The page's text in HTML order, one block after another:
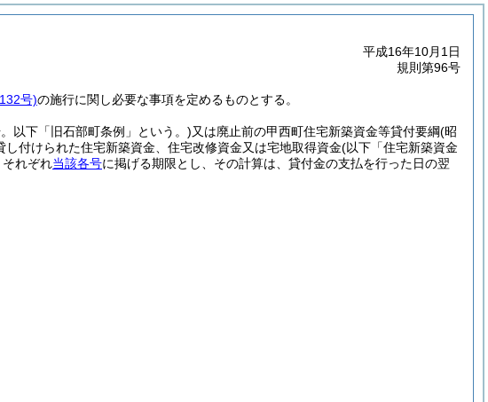
平成16年10月1日
規則第96号
号)の施行に関し必要な事項を定めるものとする。
以下「旧石部町条例」という。)又は廃止前の甲西町住宅新築資金等貸付要綱(昭
し付けられた住宅新築資金、住宅改修資金又は宅地取得資金(以下「住宅新築資金
れぞれ当該各号に掲げる期限とし、その計算は、貸付金の支払を行った日の翌